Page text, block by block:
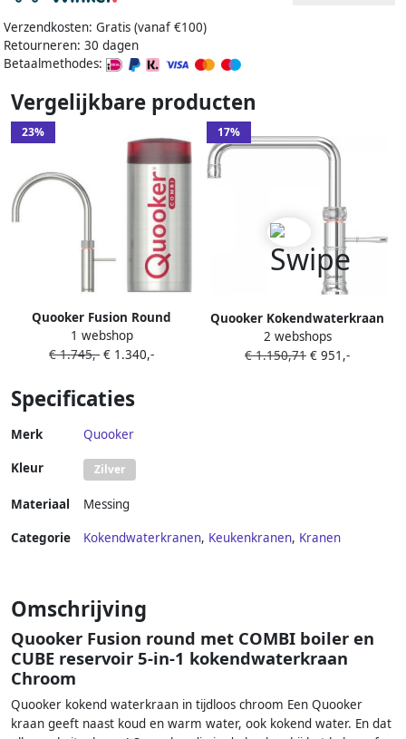
Verzendkosten: Gratis (vanaf €100)
Retourneren: 30 dagen
Betaalmethodes:
Vergelijkbare producten
23%
Quooker Fusion Round
kokendwaterkraan draaibare
uitloop Combi+ reservoir
22+FRRVS
1 webshop
€ 1.745,- € 1.340,-
17%
Quooker Kokendwaterkraan
Classic Fusion Square RVS
2 webshops
€ 1.150,71 € 951,-
Specificaties
Merk Quooker
Kleur Zilver
Materiaal Messing
Categorie Kokendwaterkranen, Keukenkranen, Kranen
Omschrijving
Quooker Fusion round met COMBI boiler en
CUBE reservoir 5-in-1 kokendwaterkraan
Chroom
Quooker kokend waterkraan in tijdloos chroom Een Quooker
kraan geeft naast koud en warm water, ook kokend water. En dat